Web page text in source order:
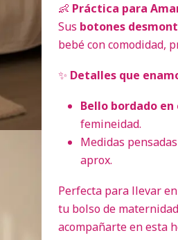
👶 Práctica para
Sus botones
bebé con comodidad,
✨ Detalles que
Bello bordado
femineidad.
Medidas
aprox.
Perfecta para llevar
tu bolso de
acompañarte en esta